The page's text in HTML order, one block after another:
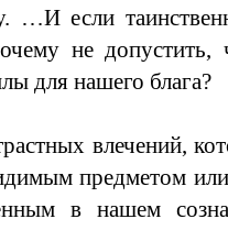
…И если
не допустить,
для нашего блага?
влечений,
предметом
в нашем